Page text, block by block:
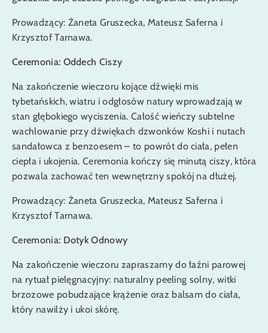
Prowadzący: Żaneta Gruszecka, Mateusz Saferna i
Krzysztof Tarnawa.
Ceremonia: Oddech Ciszy
Na zakończenie wieczoru kojące dźwięki mis
tybetańskich, wiatru i odgłosów natury wprowadzają w
stan głębokiego wyciszenia. Całość wieńczy subtelne
wachlowanie przy dźwiękach dzwonków Koshi i nutach
sandałowca z benzoesem – to powrót do ciała, pełen
ciepła i ukojenia. Ceremonia kończy się minutą ciszy, która
pozwala zachować ten wewnętrzny spokój na dłużej.
Prowadzący: Żaneta Gruszecka, Mateusz Saferna i
Krzysztof Tarnawa.
Ceremonia: Dotyk Odnowy
Na zakończenie wieczoru zapraszamy do łaźni parowej
na rytuał pielęgnacyjny: naturalny peeling solny, witki
brzozowe pobudzające krążenie oraz balsam do ciała,
który nawilży i ukoi skórę.